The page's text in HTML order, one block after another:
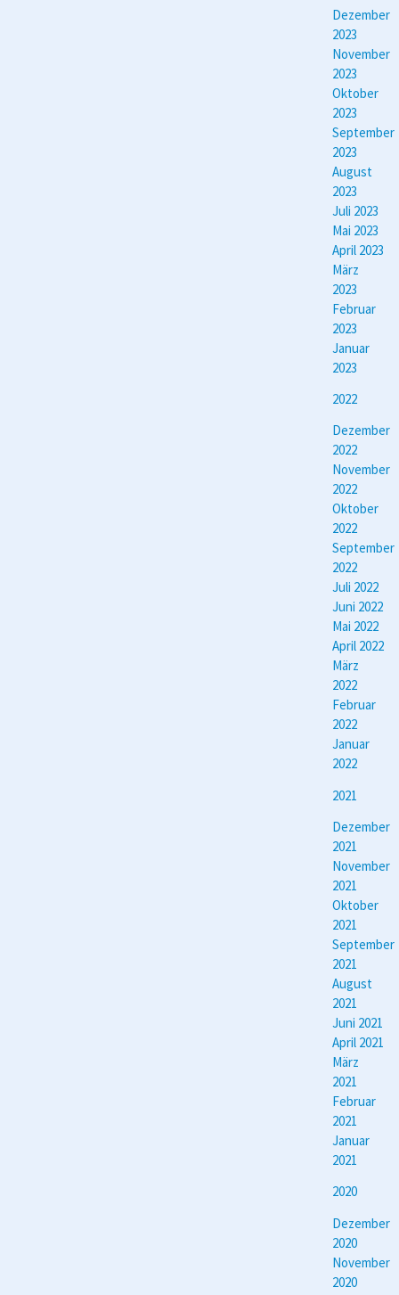
Dezember
2023
November
2023
Oktober
2023
September
2023
August
2023
Juli 2023
Mai 2023
April 2023
März
2023
Februar
2023
Januar
2023
2022
Dezember
2022
November
2022
Oktober
2022
September
2022
Juli 2022
Juni 2022
Mai 2022
April 2022
März
2022
Februar
2022
Januar
2022
2021
Dezember
2021
November
2021
Oktober
2021
September
2021
August
2021
Juni 2021
April 2021
März
2021
Februar
2021
Januar
2021
2020
Dezember
2020
November
2020